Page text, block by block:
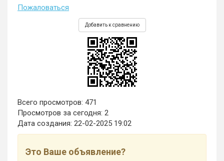
Пожаловаться
Добавить к сравнению
Всего просмотров: 471
Просмотров за сегодня: 2
Дата создания: 22-02-2025 19:02
Это Ваше объявление?